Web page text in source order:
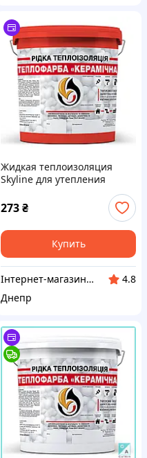
Жидкая теплоизоляция
Skyline для утепления
Теплокраска Красный 1 л
273₴
Купить
Інтернет-магазин "Winner"
4.8
Днепр